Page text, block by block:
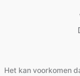
Het kan voorkomen